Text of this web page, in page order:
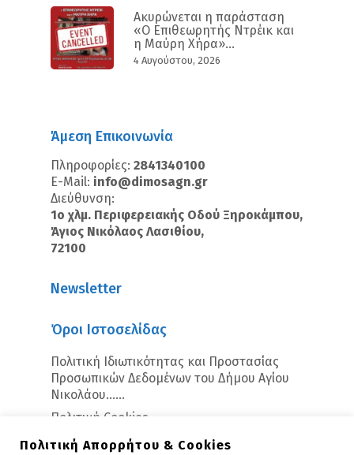
Ακυρώνεται η παράσταση
«Ο Επιθεωρητής Ντρέικ και
η Μαύρη Χήρα»...
4 Αυγούστου, 2026
Άμεση Επικοινωνία
Πληροφορίες: 2841340100
E-Mail: info@dimosagn.gr
Διεύθυνση:
1ο χλμ. Περιφερειακής Οδού Ξηροκάμπου,
Άγιος Νικόλαος Λασιθίου,
72100
Newsletter
Όροι Ιστοσελίδας
Πολιτική Ιδιωτικότητας και Προστασίας
Προσωπικών Δεδομένων του Δήμου Αγίου
Νικολάου…...
Πολιτική Cookies
Πολιτική Απορρήτου & Cookies